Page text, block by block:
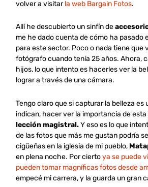
volver a visitarla web Bargain Fotos.
Allí he descubierto un sinfín de
me he dado cuenta de cómo ha pasado
para este sector. Poco o nada tiene que
fotógrafo cuando tenía 25 años. Ahora,
hijos, lo que intento es hacerles ver la
lograr a través de una cámara.
Tengo claro que si capturar la belleza es
indican, hacer ver la importancia de esta
lección magistral.Y eso es lo que
de las fotos que más me gustan podría
cigüeñas en la iglesia de mi pueblo,
en plena noche. Por ciertoya se puede
pueden tomar magníficas fotos desde
empecé mi carrera, y la guarda un gran